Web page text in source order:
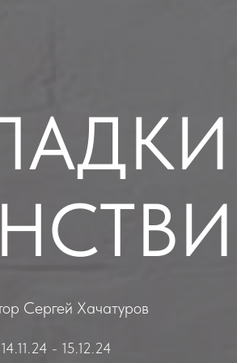
Сергей Хачатуров
14.11.24 - 15.12.24